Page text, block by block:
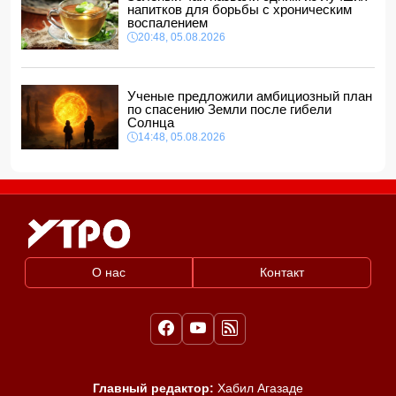
морях
12:40, 06.08.2026
напитков для борьбы с хроническим
воспалением
20:48, 05.08.2026
Ученые предложили амбициозный план
по спасению Земли после гибели
Солнца
14:48, 05.08.2026
О нас Контакт
Главный редактор: Хабил Агазаде